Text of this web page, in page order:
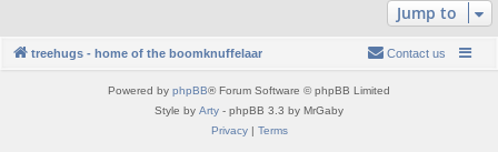
Jump to
treehugs - home of the boomknuffelaar Contact us
Powered by phpBB® Forum Software © phpBB Limited
Style by Arty - phpBB 3.3 by MrGaby
Privacy| Terms